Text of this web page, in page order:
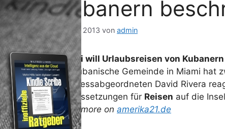
Kubanern
6. April 2013 von admin
Miami will Urlaubsreisen von
Die kubanische Gemeinde in Miami hat
Kongressabgeordneten David Rivera
Voraussetzungen für Reisen auf die
Read more on amerika21.de